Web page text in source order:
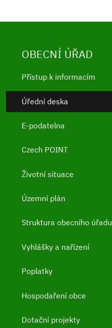
OBECNÍ ÚŘAD
Přístup k informacím
Úřední deska
E-podatelna
Czech POINT
Životní situace
Územní plán
Struktura obecního úřadu
Vyhlášky a nařízení
Poplatky
Hospodaření obce
Dotační projekty